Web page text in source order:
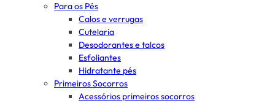
Para os Pés
Calos e verrugas
Cutelaria
Desodorantes e talcos
Esfoliantes
Hidratante pés
Primeiros Socorros
Acessórios primeiros socorros